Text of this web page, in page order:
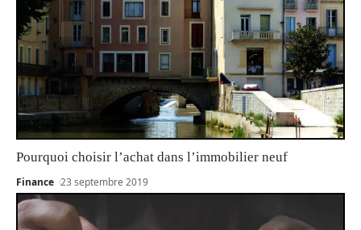
Pourquoi choisir l’achat dans l’immobilier neuf
Finance 23 septembre 2019